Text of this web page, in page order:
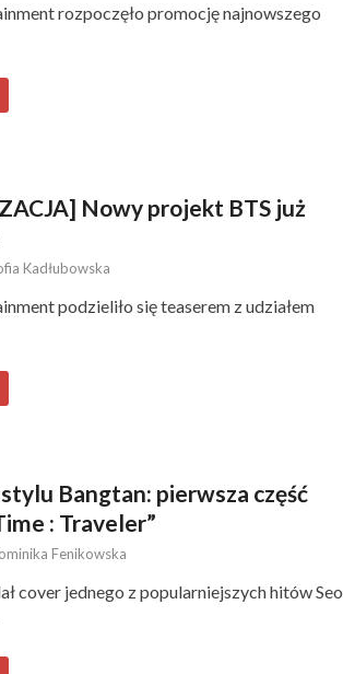
rozpoczęło promocję najnowszego
Nowy projekt BTS już
Kadłubowska
podzieliło się teaserem z udziałem
Bangtan: pierwsza część
: Traveler”
Fenikowska
cover jednego z popularniejszych hitów Seo